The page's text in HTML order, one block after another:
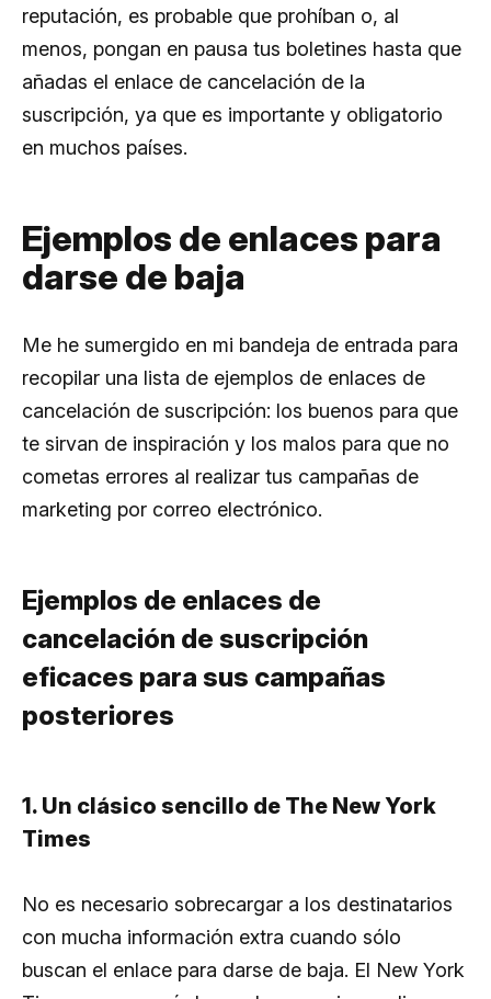
reputación, es probable que prohíban o, al
menos, pongan en pausa tus boletines hasta que
añadas el enlace de cancelación de la
suscripción, ya que es importante y obligatorio
en muchos países.
Ejemplos de enlaces para
darse de baja
Me he sumergido en mi bandeja de entrada para
recopilar una lista de ejemplos de enlaces de
cancelación de suscripción: los buenos para que
te sirvan de inspiración y los malos para que no
cometas errores al realizar tus campañas de
marketing por correo electrónico.
Ejemplos de enlaces de
cancelación de suscripción
eficaces para sus campañas
posteriores
1. Un clásico sencillo de The New York
Times
No es necesario sobrecargar a los destinatarios
con mucha información extra cuando sólo
buscan el enlace para darse de baja. El New York